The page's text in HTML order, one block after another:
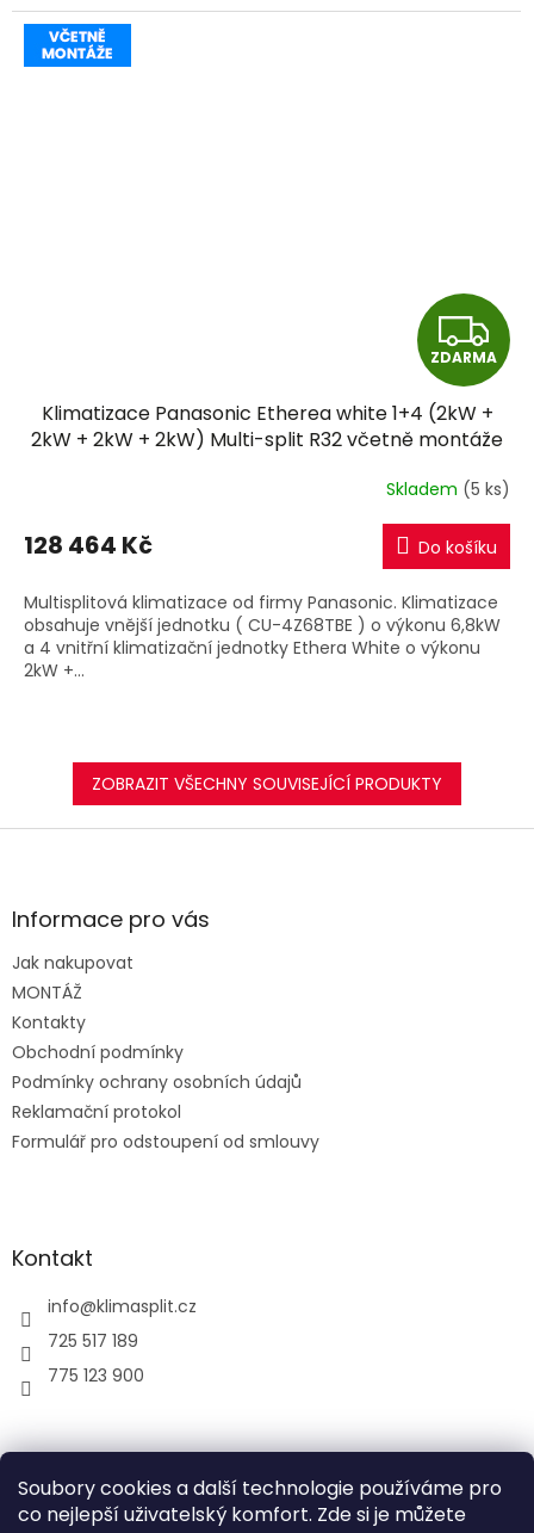
Soubory cookies a další technologie používáme pro
co nejlepší uživatelský komfort. Zde si je můžete
Z
D
A
R
M
A
ZDARMA
Klimatizace Panasonic Etherea white 1+4 (2kW +
2kW + 2kW + 2kW) Multi-split R32 včetně montáže
Skladem (5 ks)
128 464 Kč Do košíku
Multisplitová klimatizace od firmy Panasonic. Klimatizace
obsahuje vnější jednotku ( CU-4Z68TBE ) o výkonu 6,8kW
a 4 vnitřní klimatizační jednotky Ethera White o výkonu
2kW +...
ZOBRAZIT VŠECHNY SOUVISEJÍCÍ PRODUKTY
Z
aInformace pro vás
Jak nakupovat
MONTÁŽ
Kontakty
Obchodní podmínky
Podmínky ochrany osobních údajů
Reklamační protokol
Formulář pro odstoupení od smlouvy
Kontakt
info@klimasplit.cz
725 517 189
775 123 900
air-cool